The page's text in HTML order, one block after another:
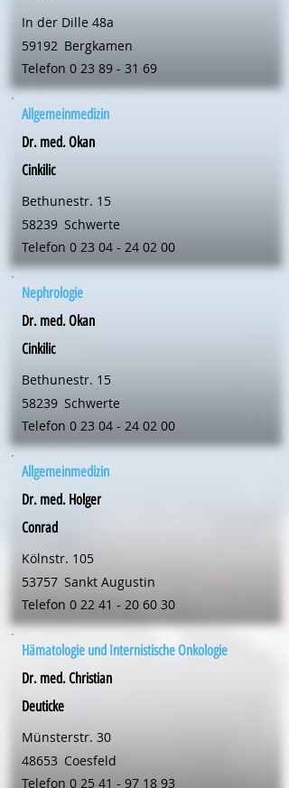
In der Dille 48a
59192 Bergkamen
Telefon 0 23 89 - 31 69
Allgemeinmedizin
Dr. med. Okan
Cinkilic
Bethunestr. 15
58239 Schwerte
Telefon 0 23 04 - 24 02 00
Nephrologie
Dr. med. Okan
Cinkilic
Bethunestr. 15
58239 Schwerte
Telefon 0 23 04 - 24 02 00
Allgemeinmedizin
Dr. med. Holger
Conrad
Kölnstr. 105
53757 Sankt Augustin
Telefon 0 22 41 - 20 60 30
Hämatologie und Internistische Onkologie
Dr. med. Christian
Deuticke
Münsterstr. 30
48653 Coesfeld
Telefon 0 25 41 - 97 18 93